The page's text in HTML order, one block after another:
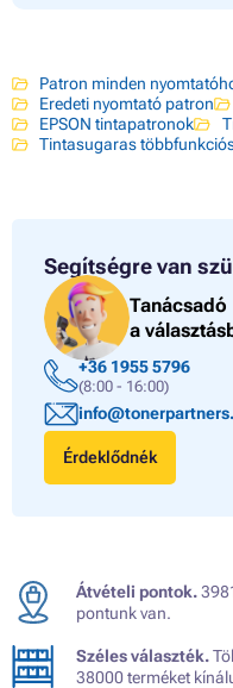
Patron minden
Eredeti nyomtató patron
EPSON tintapatronok
Tintasugaras
Segítségre van
Tanácsadó
a
+36 1955 5796
(8:00 - 16:00)
Érdeklődnék
Átvételi pontok.
pontunk van.
Széles választék.
38000 terméket